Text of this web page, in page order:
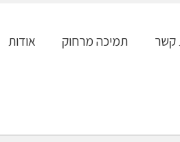
קשר תמיכה מרחוק אודות